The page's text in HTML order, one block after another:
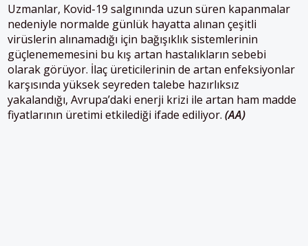
Uzmanlar, Kovid-19 salgınında uzun süren kapanmalar
nedeniyle normalde günlük hayatta alınan çeşitli
virüslerin alınamadığı için bağışıklık sistemlerinin
güçlenememesini bu kış artan hastalıkların sebebi
olarak görüyor. İlaç üreticilerinin de artan enfeksiyonlar
karşısında yüksek seyreden talebe hazırlıksız
yakalandığı, Avrupa’daki enerji krizi ile artan ham madde
fiyatlarının üretimi etkilediği ifade ediliyor. (AA)